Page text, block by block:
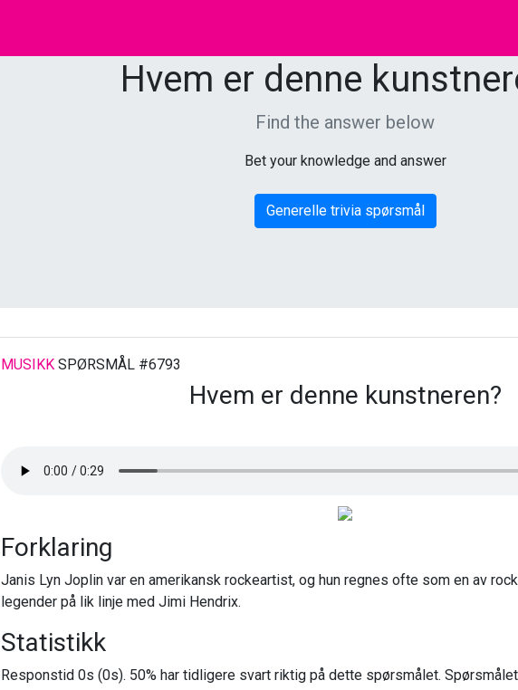
Hvem er denne
Find the answer below
Bet your knowledge and answer
Generelle trivia spørsmål
MUSIKKSPØRSMÅL #6793
Hvem er denne kunstneren?
Forklaring
Janis Lyn Joplin var en amerikansk rockeartist, og hun regnes ofte som en av
legender på lik linje med Jimi Hendrix.
Statistikk
Responstid 0s (0s). 50% har tidligere svart riktig på dette spørsmålet.